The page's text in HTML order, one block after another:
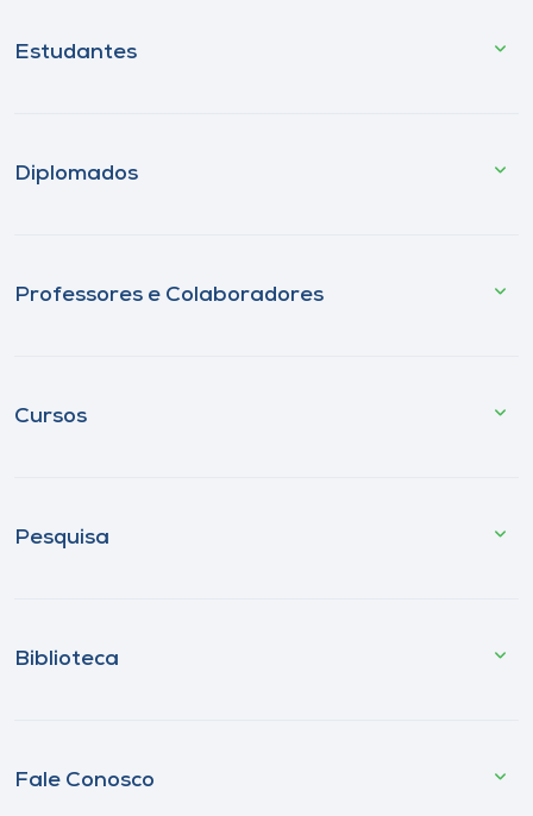
Estudantes
Diplomados
Professores e Colaboradores
Cursos
Pesquisa
Biblioteca
Fale Conosco